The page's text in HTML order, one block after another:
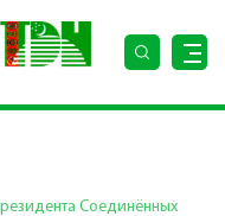
Соединённых